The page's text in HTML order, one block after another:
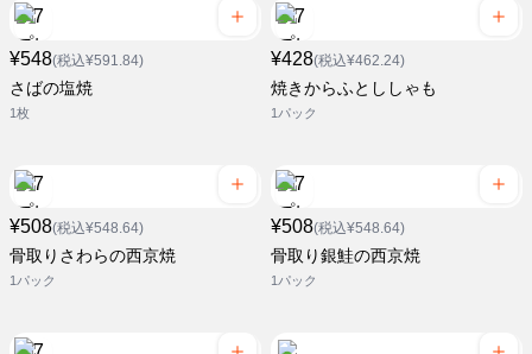
¥548(税込¥591.84)
さばの塩焼
1枚
¥428(税込¥462.24)
焼きからふとししゃも
1パック
¥508(税込¥548.64)
骨取りさわらの西京焼
1パック
¥508(税込¥548.64)
骨取り銀鮭の西京焼
1パック